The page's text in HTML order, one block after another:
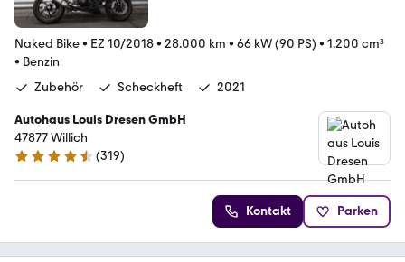
Naked Bike• EZ 10/2018• 28.000 km • 66 kW (90 PS) • 1.200 cm³
• Benzin
Zubehör
Scheckheft 2021
Autohaus Louis Dresen GmbH
47877 Willich
4.6 Sterne
(319)
Kontakt Parken